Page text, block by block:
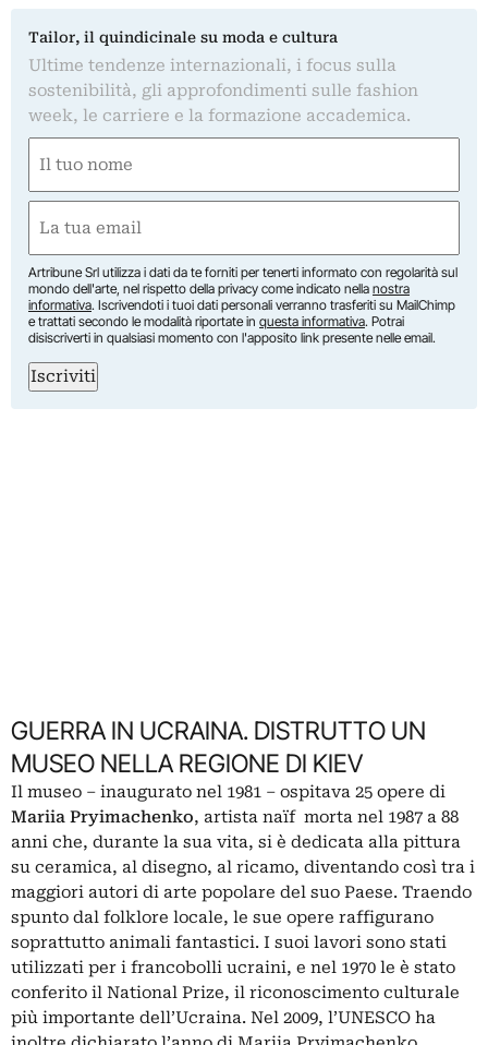
Tailor, il quindicinale su moda e cultura
Ultime tendenze internazionali, i focus sulla
sostenibilità, gli approfondimenti sulle fashion
week, le carriere e la formazione accademica.
(Obbligatorio)
Nome
(Obbligatorio)
Artribune Srl utilizza i dati da te forniti per tenerti informato con regolarità sul
mondo dell'arte, nel rispetto della privacy come indicato nella nostra
informativa. Iscrivendoti i tuoi dati personali verranno trasferiti su MailChimp
e trattati secondo le modalità riportate in questa informativa. Potrai
disiscriverti in qualsiasi momento con l'apposito link presente nelle email.
Iscriviti
GUERRA IN UCRAINA. DISTRUTTO UN
MUSEO NELLA REGIONE DI KIEV
Il museo – inaugurato nel 1981 – ospitava 25 opere di
Mariia Pryimachenko, artista naïf morta nel 1987 a 88
anni che, durante la sua vita, si è dedicata alla pittura
su ceramica, al disegno, al ricamo, diventando così tra i
maggiori autori di arte popolare del suo Paese. Traendo
spunto dal folklore locale, le sue opere raffigurano
soprattutto animali fantastici. I suoi lavori sono stati
utilizzati per i francobolli ucraini, e nel 1970 le è stato
conferito il National Prize, il riconoscimento culturale
più importante dell’Ucraina. Nel 2009, l’UNESCO ha